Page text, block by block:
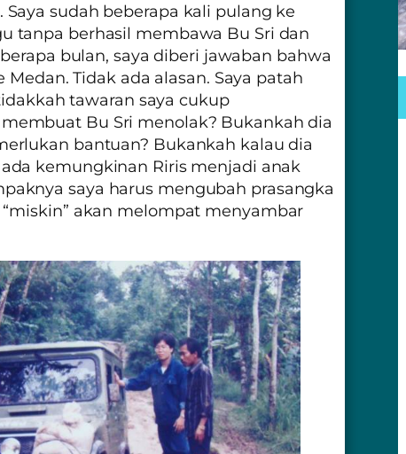
sudah beberapa kali pulang ke
tanpa berhasil membawa Bu Sri dan
bulan, saya diberi jawaban bahwa
Tidak ada alasan. Saya patah
tawaran saya cukup
Bu Sri menolak? Bukankah dia
bantuan? Bukankah kalau dia
kemungkinan Riris menjadi anak
saya harus mengubah prasangka
akan melompat menyambar